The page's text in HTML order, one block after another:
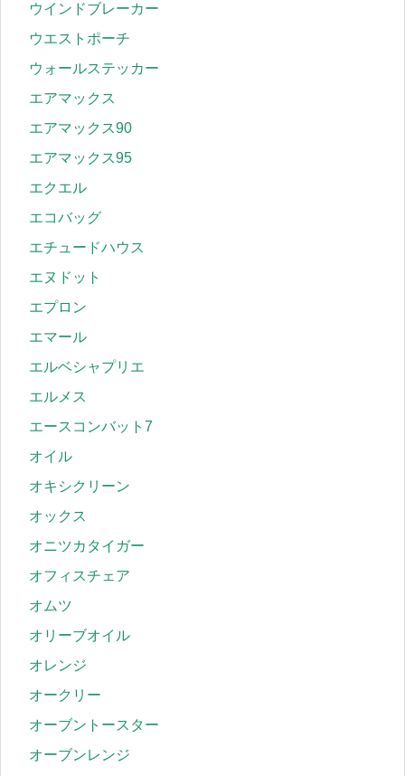
ウインドブレーカー
ウエストポーチ
ウォールステッカー
エアマックス
エアマックス90
エアマックス95
エクエル
エコバッグ
エチュードハウス
エヌドット
エプロン
エマール
エルベシャプリエ
エルメス
エースコンバット7
オイル
オキシクリーン
オックス
オニツカタイガー
オフィスチェア
オムツ
オリーブオイル
オレンジ
オークリー
オーブントースター
オーブンレンジ